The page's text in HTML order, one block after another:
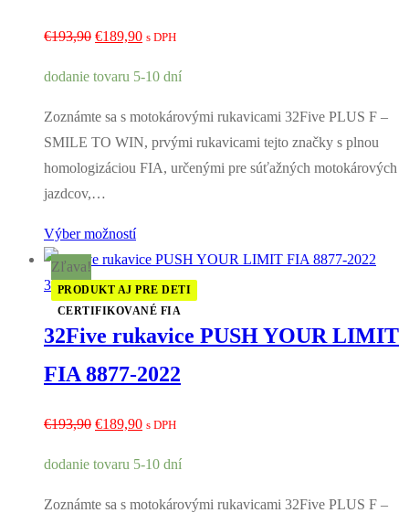
€193,90 Pôvodná
bola:
€193,90.
€189,90Aktuálna
je:
€189,90.
s DPH
dodanie tovaru 5-10 dní
Zoznámte sa s motokárovými rukavicami 32Five PLUS F –
SMILE TO WIN, prvými rukavicami tejto značky s plnou
homologizáciou FIA, určenými pre súťažných motokárových
jazdcov,…
Výber možností
32Five
Zľava!
PRODUKT AJ PRE DETI
CERTIFIKOVANÉ FIA
32Five rukavice PUSH YOUR LIMIT
FIA 8877-2022
€193,90 Pôvodná
bola:
€193,90.
€189,90Aktuálna
je:
€189,90.
s DPH
dodanie tovaru 5-10 dní
Zoznámte sa s motokárovými rukavicami 32Five PLUS F –